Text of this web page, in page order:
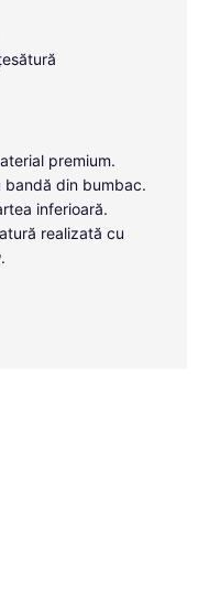
premium.
bandă din bumbac.
inferioară.
realizată cu